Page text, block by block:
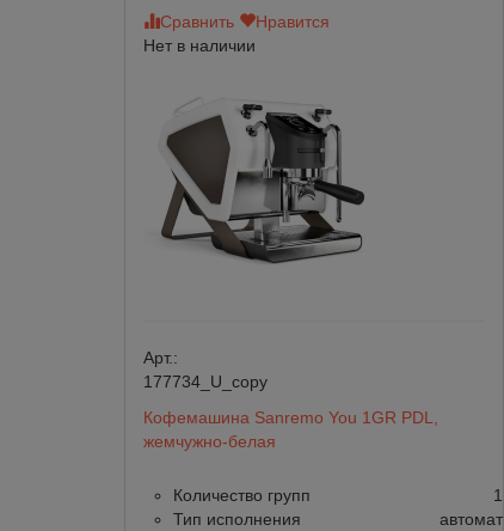
Сравнить
Нравится
Нет в наличии
Арт.:
177734_U_copy
Кофемашина Sanremo You 1GR PDL,
жемчужно-белая
Количество групп
1
Тип исполнения
автомат